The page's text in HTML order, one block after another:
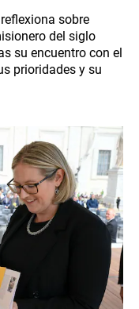
sobre
del siglo
su encuentro con el
prioridades y su